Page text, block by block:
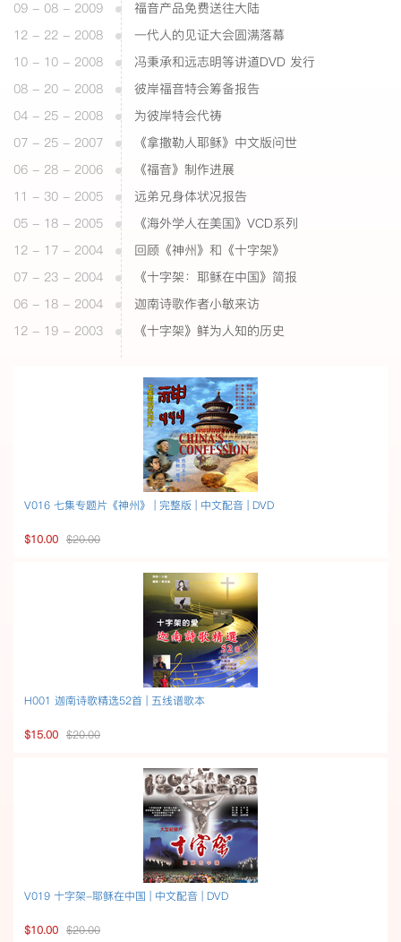
09 - 08 - 2009
福音产品免费送往大陆
12 - 22 - 2008
一代人的见证大会圆满落幕
10 - 10 - 2008
冯秉承和远志明等讲道DVD 发行
08 - 20 - 2008
彼岸福音特会筹备报告
04 - 25 - 2008
为彼岸特会代祷
07 - 25 - 2007
《拿撒勒人耶稣》中文版问世
06 - 28 - 2006
《福音》制作进展
11 - 30 - 2005
远弟兄身体状况报告
05 - 18 - 2005
《海外学人在美国》VCD系列
12 - 17 - 2004
回顾《神州》和《十字架》
07 - 23 - 2004
《十字架：耶稣在中国》简报
06 - 18 - 2004
迦南诗歌作者小敏来访
12 - 19 - 2003
《十字架》鲜为人知的历史
V016 七集专题片《神州》 | 完整版 | 中文配音 | DVD
$10.00 $20.00
H001 迦南诗歌精选52首 | 五线谱歌本
$15.00 $20.00
V019 十字架-耶稣在中国 | 中文配音 | DVD
$10.00 $20.00